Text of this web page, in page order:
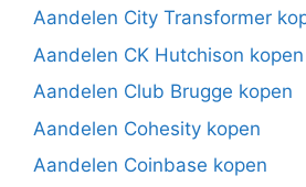
Aandelen City Transformer
Aandelen CK Hutchison kopen
Aandelen Club Brugge kopen
Aandelen Cohesity kopen
Aandelen Coinbase kopen